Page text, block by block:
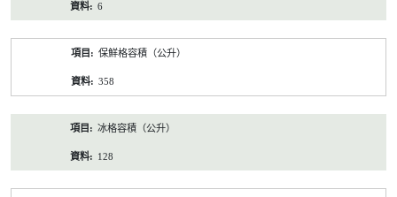
6
保鮮格容積（公升）
358
冰格容積（公升）
128